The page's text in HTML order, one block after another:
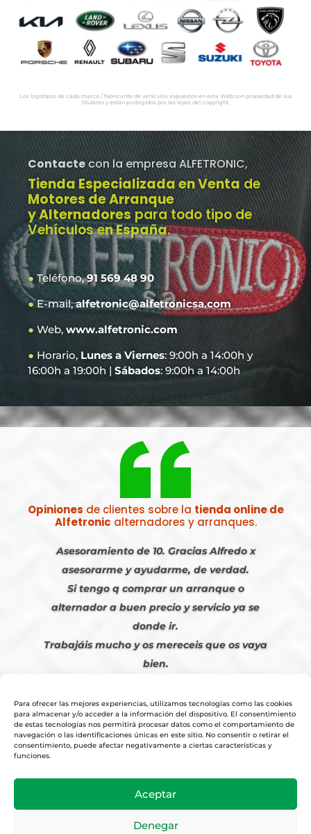
Para ofrecer las mejores experiencias, utilizamos tecnologías como las cookies
para almacenar y/o acceder a la información del dispositivo. El consentimiento
de estas tecnologías nos permitirá procesar datos como el comportamiento de
navegación o las identificaciones únicas en este sitio. No consentir o retirar el
consentimiento, puede afectar negativamente a ciertas características y
funciones.
Aceptar
Denegar
Los logotipos de cada marca / fabricante de vehículos expuestos en esta Web son propiedad de sus
titulares y están protegidos por las leyes del copyright.
Contacte con la empresa ALFETRONIC,
Tienda Especializada en Venta de
Motores de Arranque
y Alternadores para todo tipo de
Vehículos en España.
●Teléfono,91 569 48 90
●E-mail,alfetronic@alfetronicsa.com
● Web, www.alfetronic.com
● Horario, Lunes a Viernes: 9:00h a 14:00h y
16:00h a 19:00h | Sábados: 9:00h a 14:00h
Opiniones de clientes sobre la tienda online de
Alfetronic alternadores y arranques.
Asesoramiento de 10. Gracias Alfredo x
asesorarme y ayudarme, de verdad.
Si tengo q comprar un arranque o
alternador a buen precio y servicio ya se
donde ir.
Trabajáis mucho y os mereceis que os vaya
bien.
Condiciones Venta Online
Diseño y Posicionamiento Web,Agencia web-espana.es